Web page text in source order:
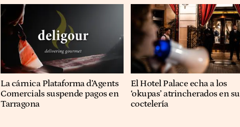
La cárnica Plataforma d’Agents
Comercials suspende pagos en
Tarragona
El Hotel Palace echa a los
‘okupas’ atrincherados en su
coctelería